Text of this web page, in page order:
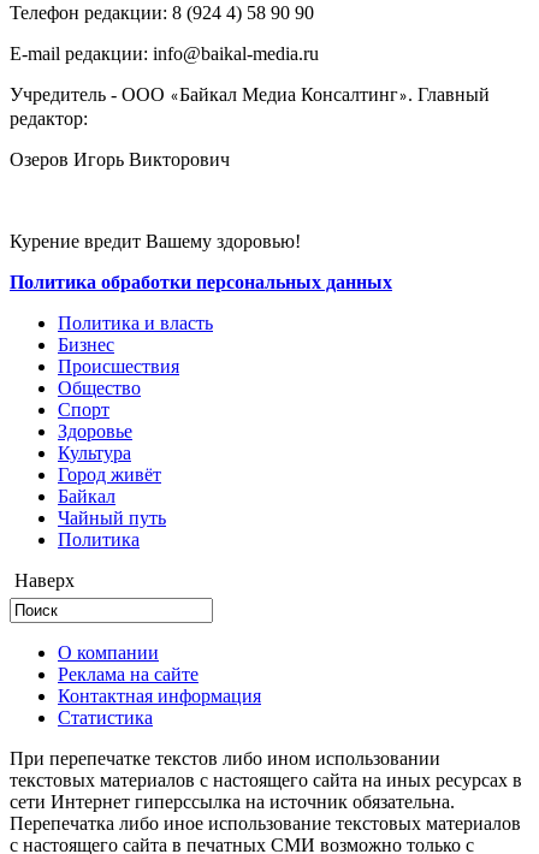
Телефон редакции: ‎‎8 (924 4) 58 90 90
E-mail редакции: info@baikal-media.ru
Учредитель - ООО «Байкал Медиа Консалтинг». Главный
редактор:
Озеров Игорь Викторович
Курение вредит Вашему здоровью!
Политика обработки персональных данных
Политика и власть
Бизнес
Происшествия
Общество
Cпорт
Здоровье
Культура
Город живёт
Байкал
Чайный путь
Политика
Наверх
О компании
Реклама на сайте
Контактная информация
Статистика
При перепечатке текстов либо ином использовании
текстовых материалов с настоящего сайта на иных ресурсах в
сети Интернет гиперссылка на источник обязательна.
Перепечатка либо иное использование текстовых материалов
с настоящего сайта в печатных СМИ возможно только с